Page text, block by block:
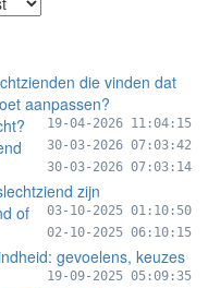
die vinden dat
aanpassen?
19-04-2026 11:04:15
30-03-2026 07:03:42
30-03-2026 07:03:14
zijn
03-10-2025 01:10:50
of
02-10-2025 06:10:15
gevoelens, keuzes
19-09-2025 05:09:35